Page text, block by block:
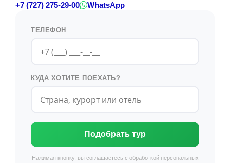
+7 (727) 275-29-00 WhatsApp
ТЕЛЕФОН
КУДА ХОТИТЕ ПОЕХАТЬ?
Подобрать тур
Нажимая кнопку, вы соглашаетесь с обработкой персональных